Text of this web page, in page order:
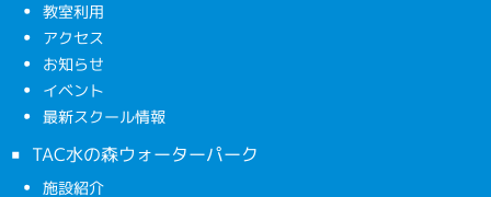
教室利用
アクセス
お知らせ
イベント
最新スクール情報
TAC水の森ウォーターパーク
施設紹介